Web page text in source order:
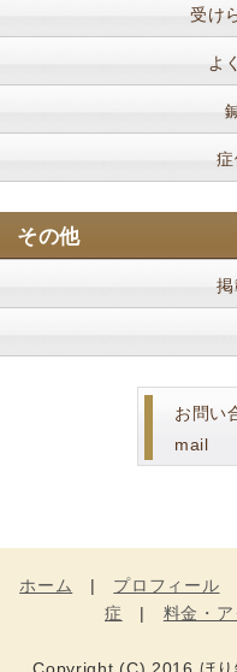
受け
よ
症
その他
掲
お問い
mail
ホーム | プロフィール
症
| 料金・ア